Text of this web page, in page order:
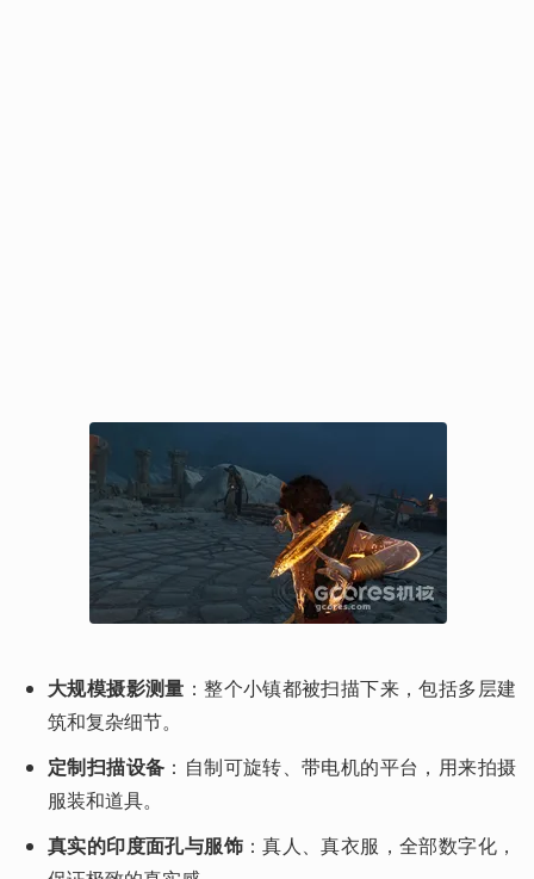
大规模摄影测量 ：整个小镇都被扫描下来，包括多层建
筑和复杂细节。
定制扫描设备 ：自制可旋转、带电机的平台，用来拍摄
服装和道具。
真实的印度面孔与服饰：真人、真衣服，全部数字化，